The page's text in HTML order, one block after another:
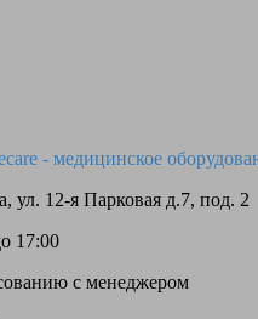
ул. 12-я Парковая д.7, под. 2
17:00
с менеджером